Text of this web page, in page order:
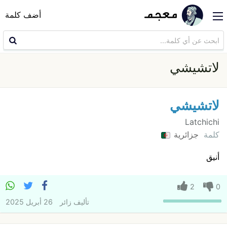
أضف كلمة
لاتشيشي
لاتشيشي
Latchichi
كلمة جزائرية
أنيق
0
2
تأليف زائر 26 أبريل 2025